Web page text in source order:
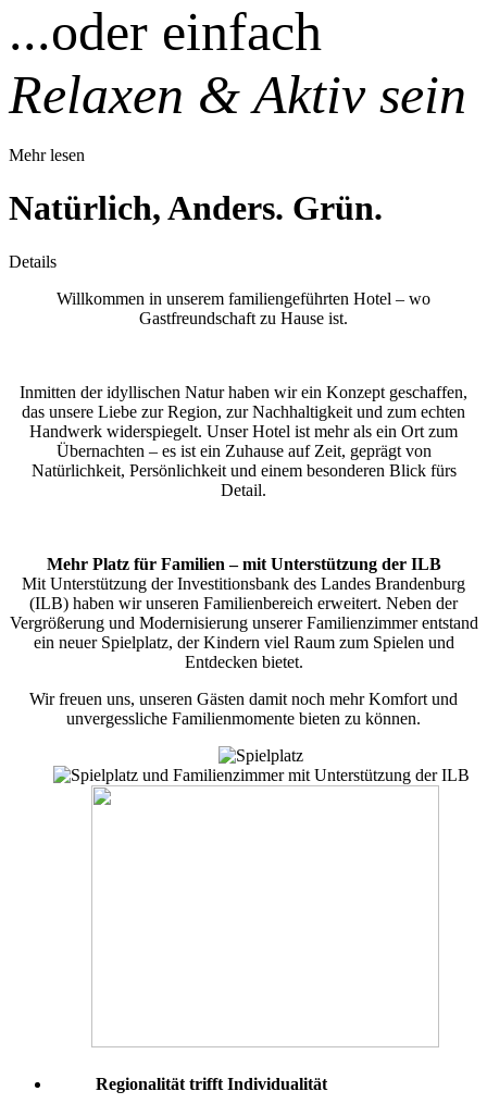
...oder einfach
Relaxen & Aktiv sein
Mehr lesen
Natürlich, Anders. Grün.
Details
Willkommen in unserem familiengeführten Hotel – wo
Gastfreundschaft zu Hause ist.
Inmitten der idyllischen Natur haben wir ein Konzept geschaffen,
das unsere Liebe zur Region, zur Nachhaltigkeit und zum echten
Handwerk widerspiegelt. Unser Hotel ist mehr als ein Ort zum
Übernachten – es ist ein Zuhause auf Zeit, geprägt von
Natürlichkeit, Persönlichkeit und einem besonderen Blick fürs
Detail.
Mehr Platz für Familien – mit Unterstützung der ILB
Mit Unterstützung der Investitionsbank des Landes Brandenburg
(ILB) haben wir unseren Familienbereich erweitert. Neben der
Vergrößerung und Modernisierung unserer Familienzimmer entstand
ein neuer Spielplatz, der Kindern viel Raum zum Spielen und
Entdecken bietet.
Wir freuen uns, unseren Gästen damit noch mehr Komfort und
unvergessliche Familienmomente bieten zu können.
Regionalität trifft Individualität